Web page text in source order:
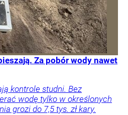
Za pobór wody nawet
kontrole studni. Bez
wodę tylko w określonych
grozi do 7,5 tys. zł kary.